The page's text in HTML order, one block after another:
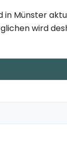
in Münster
wird